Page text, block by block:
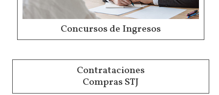
Concursos de Ingresos
Contrataciones
Compras STJ